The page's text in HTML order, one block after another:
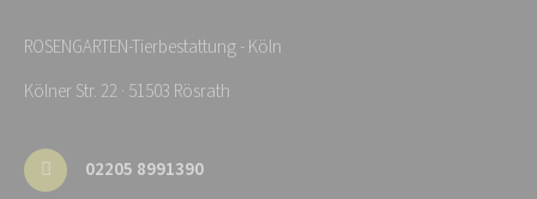
ROSENGARTEN-Tierbestattung - Köln
Kölner Str. 22 · 51503 Rösrath
02205 8991390